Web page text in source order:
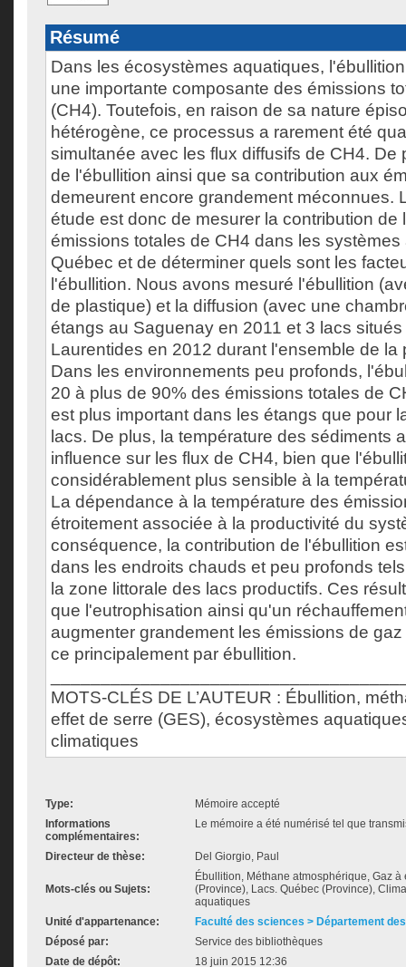
Résumé
Dans les écosystèmes aquatiques,
une importante composante des émissions
(CH4). Toutefois, en raison de sa nature
hétérogène, ce processus a rarement été
simultanée avec les flux diffusifs de CH4. De
de l'ébullition ainsi que sa contribution aux
demeurent encore grandement méconnues.
étude est donc de mesurer la contribution de
émissions totales de CH4 dans les
Québec et de déterminer quels sont les
l'ébullition. Nous avons mesuré l'ébullition
de plastique) et la diffusion (avec une
étangs au Saguenay en 2011 et 3 lacs
Laurentides en 2012 durant l'ensemble de la
Dans les environnements peu profonds,
20 à plus de 90% des émissions totales de
est plus important dans les étangs que pour
lacs. De plus, la température des sédiments
influence sur les flux de CH4, bien que
considérablement plus sensible à la
La dépendance à la température des
étroitement associée à la productivité du
conséquence, la contribution de l'ébullition
dans les endroits chauds et peu profonds
la zone littorale des lacs productifs. Ces
que l'eutrophisation ainsi qu'un
augmenter grandement les émissions de
ce principalement par ébullition.
MOTS-CLÉS DE L’AUTEUR : Ébullition,
effet de serre (GES), écosystèmes
climatiques
Type:
Mémoire accepté
Informations
complémentaires:
Le mémoire a été numérisé tel que
Directeur de thèse: Del Giorgio, Paul
Mots-clés ou Sujets:
Ébullition, Méthane atmosphérique, Gaz
(Province), Lacs. Québec (Province),
aquatiques
Unité d'appartenance:
Faculté des sciences > Département
Déposé par:
Service des bibliothèques
Date de dépôt:
18 juin 2015 12:36